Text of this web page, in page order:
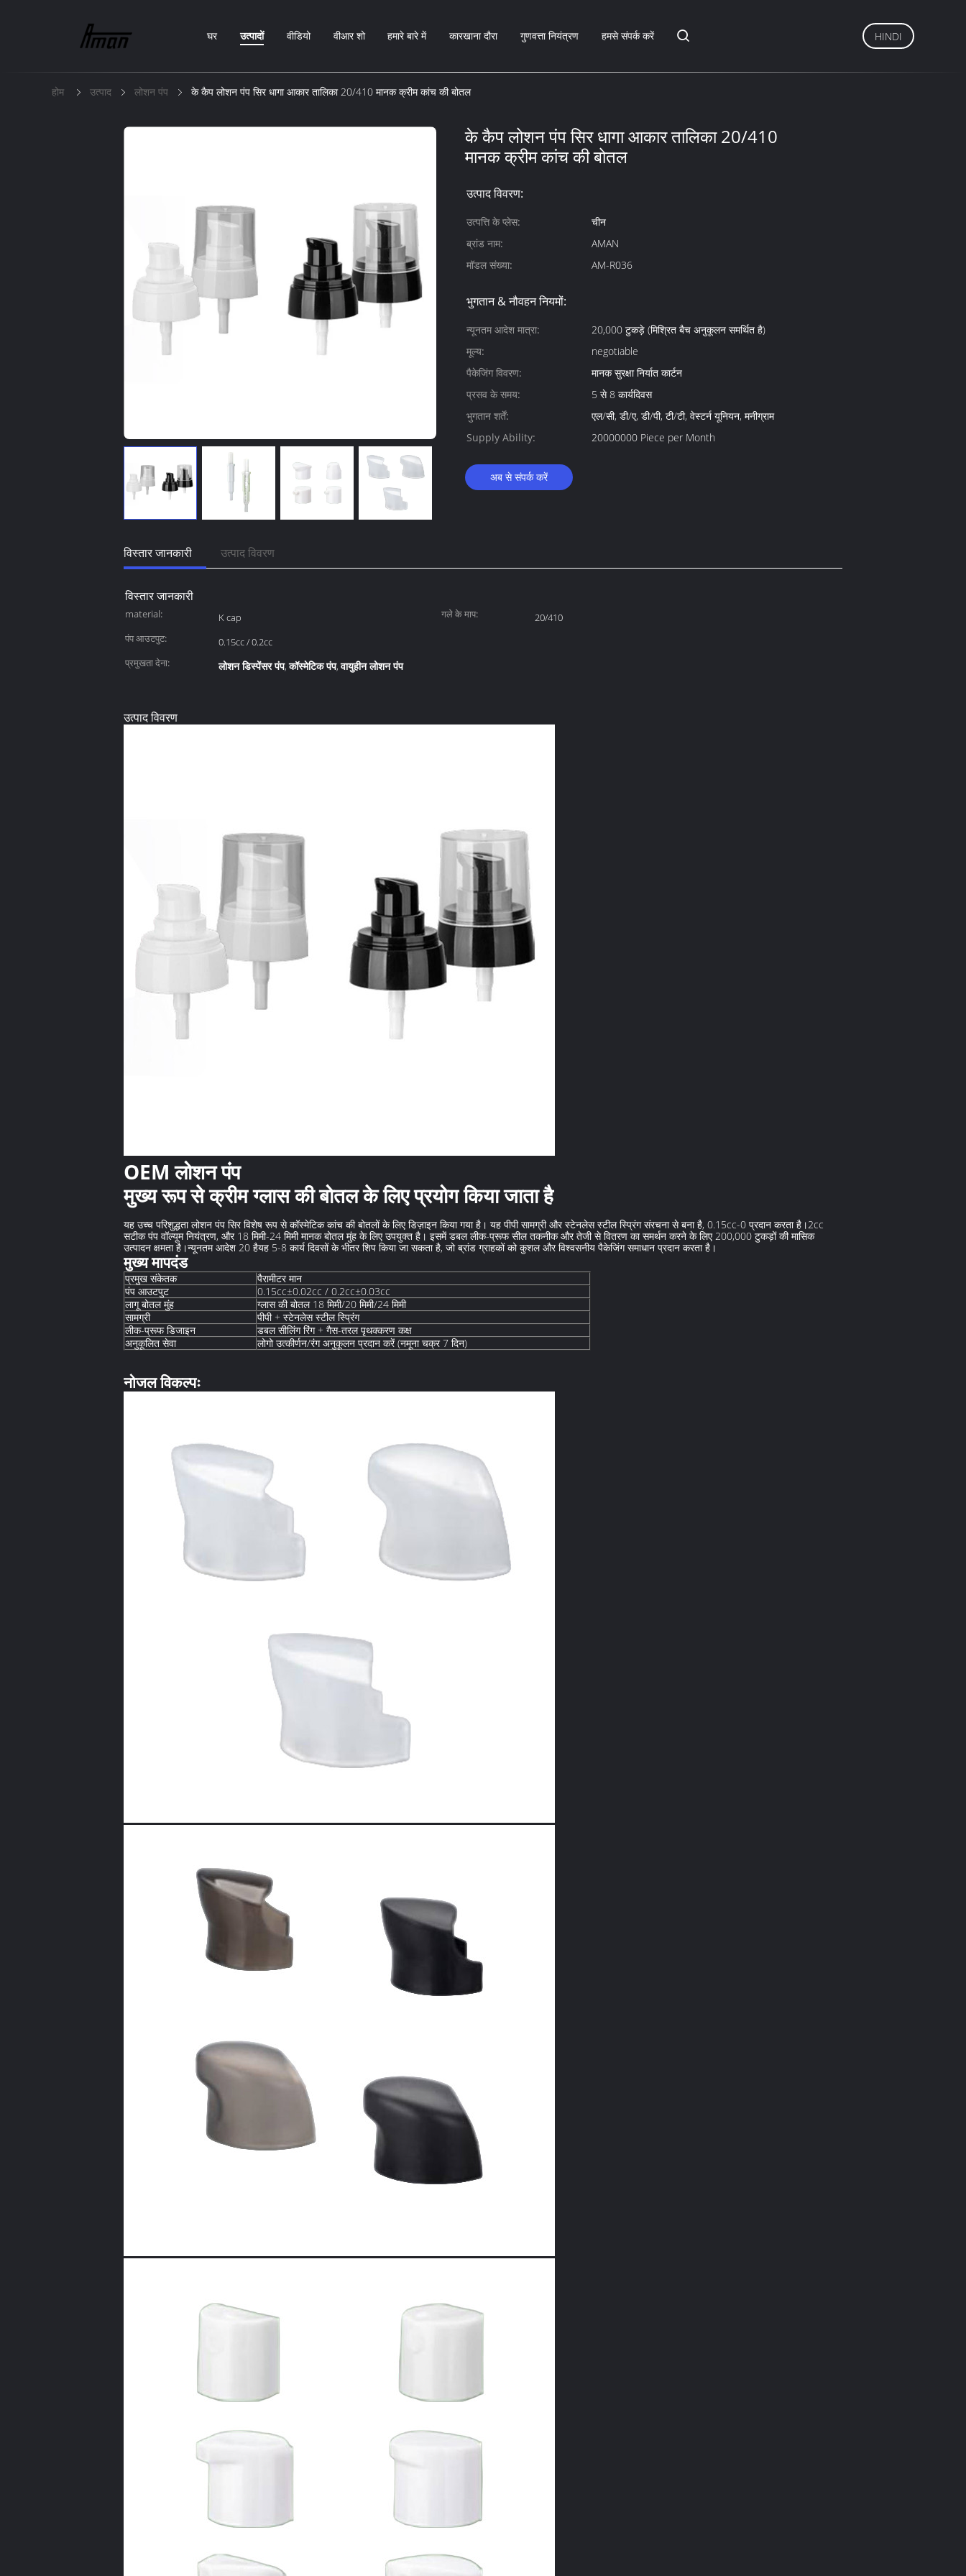
घर उत्पादों वीडियो वीआर शो हमारे बारे में कारखाना दौरा गुणवत्ता नियंत्रण हमसे संपर्क करें HINDI
होम उत्पाद लोशन पंप के कैप लोशन पंप सिर धागा आकार तालिका 20/410 मानक क्रीम कांच की बोतल
के कैप लोशन पंप सिर धागा आकार तालिका 20/410
मानक क्रीम कांच की बोतल
उत्पाद विवरण:
उत्पत्ति के प्लेस:
चीन
ब्रांड नाम:
AMAN
मॉडल संख्या:
AM-R036
भुगतान & नौवहन नियमों:
न्यूनतम आदेश मात्रा:
20,000 टुकड़े (मिश्रित बैच अनुकूलन समर्थित है)
मूल्य:
negotiable
पैकेजिंग विवरण:
मानक सुरक्षा निर्यात कार्टन
प्रसव के समय:
5 से 8 कार्यदिवस
भुगतान शर्तें:
एल/सी, डी/ए, डी/पी, टी/टी, वेस्टर्न यूनियन, मनीग्राम
Supply Ability:
20000000 Piece per Month
अब से संपर्क करें
विस्तार जानकारी उत्पाद विवरण
विस्तार जानकारी
material: K cap गले के माप:
20/410
पंप आउटपुट:
0.15cc / 0.2cc
प्रमुखता देना:
लोशन डिस्पेंसर पंप,कॉस्मेटिक पंप,वायुहीन लोशन पंप
उत्पाद विवरण
OEM लोशन पंप
मुख्य रूप से क्रीम ग्लास की बोतल के लिए प्रयोग किया जाता है
यह उच्च परिशुद्धता लोशन पंप सिर विशेष रूप से कॉस्मेटिक कांच की बोतलों के लिए डिज़ाइन किया गया है। यह पीपी सामग्री और स्टेनलेस स्टील स्प्रिंग संरचना से बना है, 0.15cc-0 प्रदान करता है।2cc
सटीक पंप वॉल्यूम नियंत्रण, और 18 मिमी-24 मिमी मानक बोतल मुंह के लिए उपयुक्त है। इसमें डबल लीक-प्रूफ सील तकनीक और तेजी से वितरण का समर्थन करने के लिए 200,000 टुकड़ों की मासिक
उत्पादन क्षमता है।न्यूनतम आदेश 20 हैयह 5-8 कार्य दिवसों के भीतर शिप किया जा सकता है, जो ब्रांड ग्राहकों को कुशल और विश्वसनीय पैकेजिंग समाधान प्रदान करता है।
मुख्य मापदंड
प्रमुख संकेतक
पैरामीटर मान
पंप आउटपुट
0.15cc±0.02cc / 0.2cc±0.03cc
लागू बोतल मुंह
ग्लास की बोतल 18 मिमी/20 मिमी/24 मिमी
सामग्री
पीपी + स्टेनलेस स्टील स्प्रिंग
लीक-प्रूफ डिजाइन
डबल सीलिंग रिंग + गैस-तरल पृथक्करण कक्ष
अनुकूलित सेवा
लोगो उत्कीर्णन/रंग अनुकूलन प्रदान करें (नमूना चक्र 7 दिन)
नोजल विकल्पः